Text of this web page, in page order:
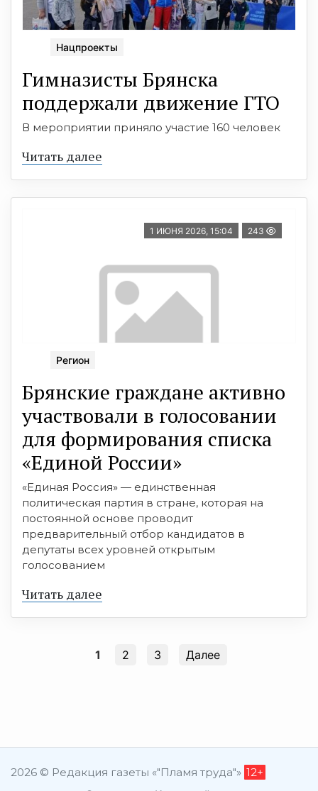
Нацпроекты
Гимназисты Брянска
поддержали движение ГТО
В мероприятии приняло участие 160 человек
Читать далее
1 ИЮНЯ 2026, 15:04 243
Регион
Брянские граждане активно
участвовали в голосовании
для формирования списка
«Единой России»
«Единая Россия» — единственная
политическая партия в стране, которая на
постоянной основе проводит
предварительный отбор кандидатов в
депутаты всех уровней открытым
голосованием
Читать далее
1 2 3 Далее
2026 © Редакция газеты «"Пламя труда"» 12+